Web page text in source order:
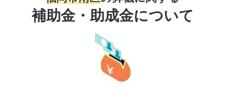
補助金・助成金について